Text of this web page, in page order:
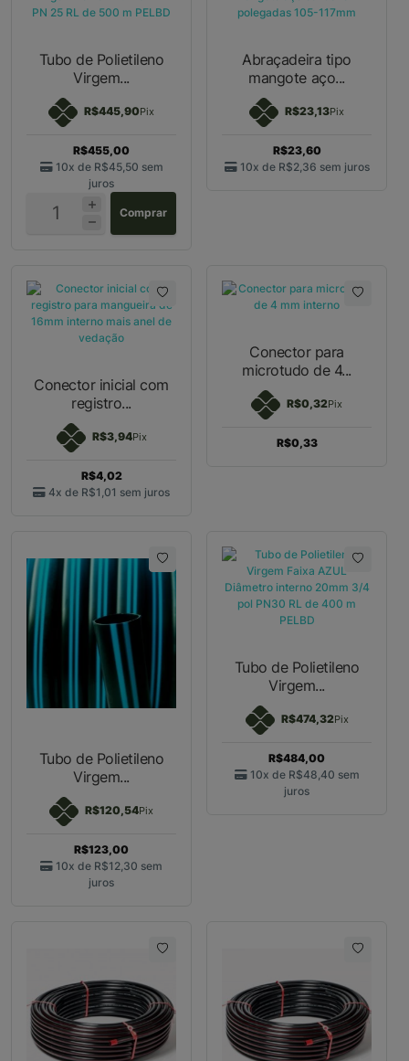
Tubo de Polietileno
Virgem...
R$445,90Pix
R$455,00
10x de R$45,50 sem
juros
Comprar
Abraçadeira tipo
mangote aço...
R$23,13Pix
R$23,60
10x de R$2,36 sem juros
Conector inicial com
registro...
R$3,94Pix
R$4,02
4x de R$1,01 sem juros
Conector para
microtudo de 4...
R$0,32Pix
R$0,33
Tubo de Polietileno
Virgem...
R$120,54Pix
R$123,00
10x de R$12,30 sem
juros
Tubo de Polietileno
Virgem...
R$474,32Pix
R$484,00
10x de R$48,40 sem
juros